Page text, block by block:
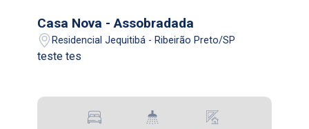
18
19
Aug/Wed
15:00
16:00
Casa Nova - Assobradada
Residencial Jequitibá - Ribeirão Preto/SP
teste tes